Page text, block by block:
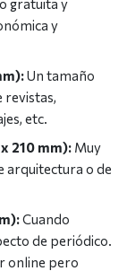
gratuita y
y
Un tamaño
revistas,
etc.
210 mm): Muy
arquitectura o de
Cuando
de periódico.
online pero